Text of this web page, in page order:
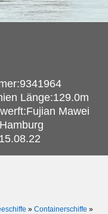
Länge:129.0m
Mawei
» Containerschiffe »